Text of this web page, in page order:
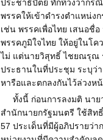
ประชาธิปัตย์ ทักท้วงว่ากร
พรรคให้เข้าดำรงตำแหน่ง
เช่น พรรคเพื่อไทย เสนอ
พรรคภูมิใจไทย ให้อยู่ในโค
ไม่ แต่นายวิสุทธิ์ ไชยณรุณ
ประธานในที่ประชุม ระบุว่
หารือและตกลงกันไว้ล่วงห
ทั้งนี้ ก่อนการลงมติ นาย
สำนักนายกรัฐมนตรี ใช้สิท
57 ประเด็นที่มีผู้อภิปรายว่